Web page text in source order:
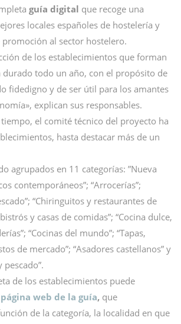
guía digital que recoge una
locales españoles de hostelería y
al sector hostelero.
de los establecimientos que forman
durado todo un año, con el propósito de
fidedigno y de ser útil para los amantes
explican sus responsables.
el comité técnico del proyecto ha
hasta destacar más de un
agrupados en 11 categorías: ”Nueva
contemporáneos”; “Arrocerías”;
“Chiringuitos y restaurantes de
y casas de comidas”; “Cocina dulce,
“Cocinas del mundo”; “Tapas,
de mercado”; “Asadores castellanos” y
pescado”.
de los establecimientos puede
web de la guía, que
de la categoría, la localidad en que